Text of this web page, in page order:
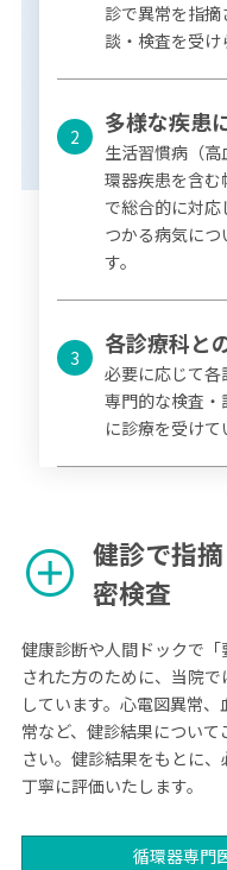
診で異常を指
談・検査を受け
2 多様な疾患
生活習慣病（
環器疾患を含む
で総合的に対
つかる病気に
す。
3 各診療科と
必要に応じて各
専門的な検査・
に診療を受けて
add_circle 健診で指
密検査
健康診断や人間ドックで
された方のために、当院
しています。心電図異常
常など、健診結果につい
さい。健診結果をもとに
丁寧に評価いたします。
循環器専門